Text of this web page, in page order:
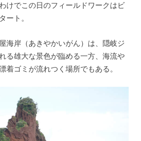
けでこの日のフィールドワークはビ
ート。
海岸（あきやかいがん）は、隠岐ジ
る雄大な景色が臨める一方、海流や
着ゴミが流れつく場所でもある。